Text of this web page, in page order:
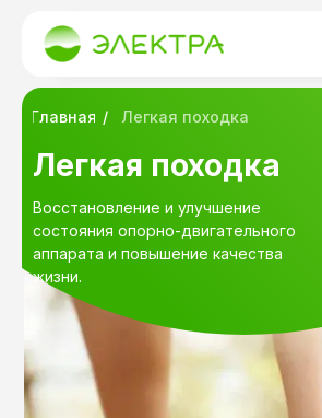
Легкая походка
Восстановление и улучшение
состояния опорно-двигательного
аппарата и повышение качества
жизни.
Легкая походка
/
Главная